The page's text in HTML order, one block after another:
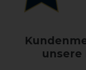
unsere